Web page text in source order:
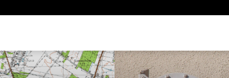
Wyszukaj
odnawialna Gazownictwo Geologia